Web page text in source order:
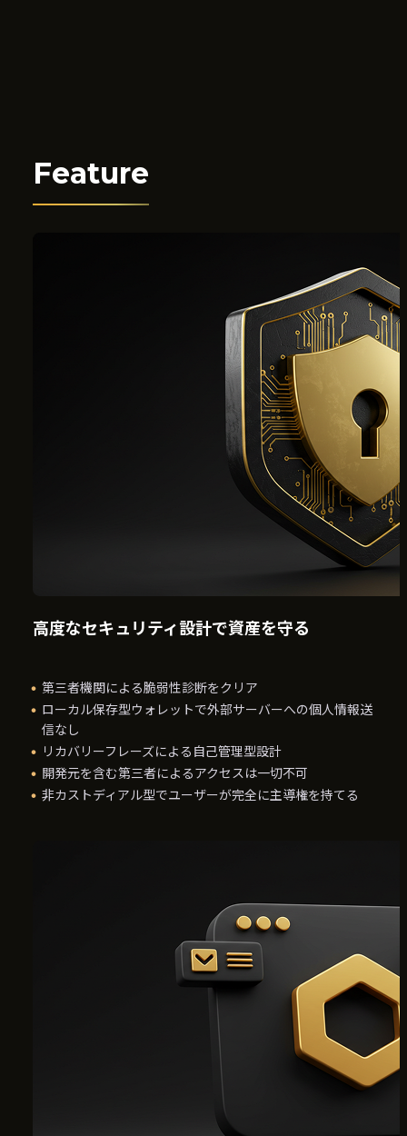
Feature
高度なセキュリティ設計で資産を守る
第三者機関による脆弱性診断をクリア
ローカル保存型ウォレットで外部サーバーへの個人情報送
信なし
リカバリーフレーズによる自己管理型設計
開発元を含む第三者によるアクセスは一切不可
非カストディアル型でユーザーが完全に主導権を持てる